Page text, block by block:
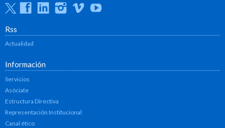
TwitterFacebookLinkedinInstagram
Vimeo
Rss
Actualidad
Información
Servicios
Asóciate
Estructura Directiva
Representación Institucional
Canal ético